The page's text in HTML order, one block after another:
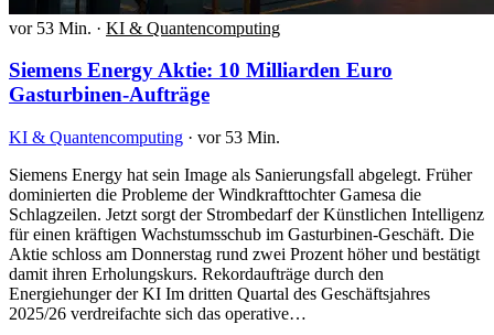
vor 53 Min. · KI & Quantencomputing
Siemens Energy Aktie: 10 Milliarden Euro
Gasturbinen-Aufträge
KI & Quantencomputing · vor 53 Min.
Siemens Energy hat sein Image als Sanierungsfall abgelegt. Früher
dominierten die Probleme der Windkrafttochter Gamesa die
Schlagzeilen. Jetzt sorgt der Strombedarf der Künstlichen Intelligenz
für einen kräftigen Wachstumsschub im Gasturbinen-Geschäft. Die
Aktie schloss am Donnerstag rund zwei Prozent höher und bestätigt
damit ihren Erholungskurs. Rekordaufträge durch den
Energiehunger der KI Im dritten Quartal des Geschäftsjahres
2025/26 verdreifachte sich das operative…